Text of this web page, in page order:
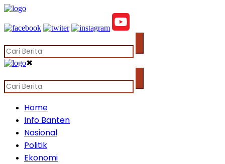
✖
Home
Info Banten
Nasional
Politik
Ekonomi